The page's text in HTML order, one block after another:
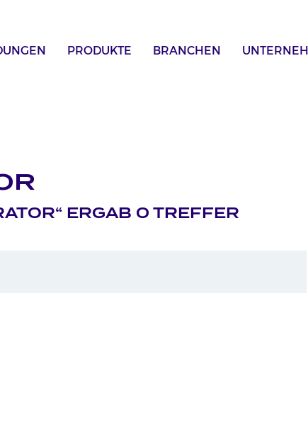
PRODUKTE BRANCHEN
ERGAB 0 TREFFER